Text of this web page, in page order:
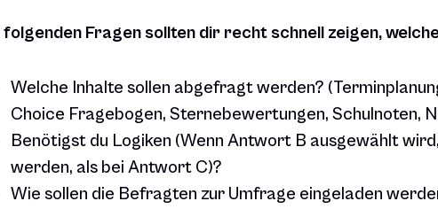
folgenden Fragen sollten dir recht schnell zeigen,
Welche Inhalte sollen abgefragt werden?
Choice Fragebogen, Sternebewertungen, Schulnoten,
Benötigst du Logiken (Wenn Antwort B ausgewählt
werden, als bei Antwort C)?
Wie sollen die Befragten zur Umfrage eingeladen